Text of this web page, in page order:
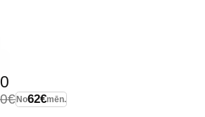
No62€mēn.